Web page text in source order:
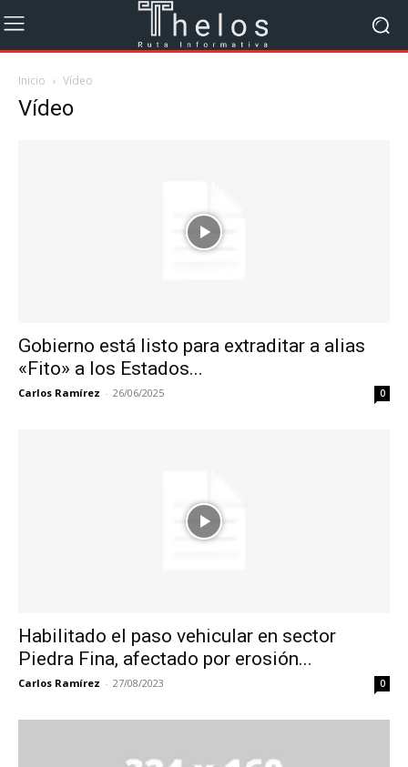
Inicio Vídeo
Vídeo
Gobierno está listo para extraditar a alias
«Fito» a los Estados...
Carlos Ramírez - 26/06/2025 0
Habilitado el paso vehicular en sector
Piedra Fina, afectado por erosión...
Carlos Ramírez - 27/08/2023 0